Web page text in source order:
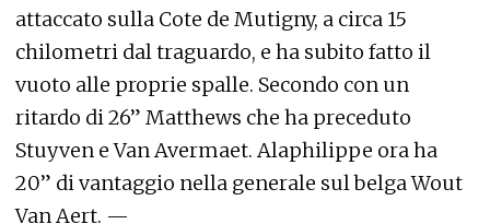
attaccato sulla Cote de Mutigny, a circa 15
chilometri dal traguardo, e ha subito fatto il
vuoto alle proprie spalle. Secondo con un
ritardo di 26” Matthews che ha preceduto
Stuyven e Van Avermaet. Alaphilippe ora ha
20” di vantaggio nella generale sul belga Wout
Van Aert. —